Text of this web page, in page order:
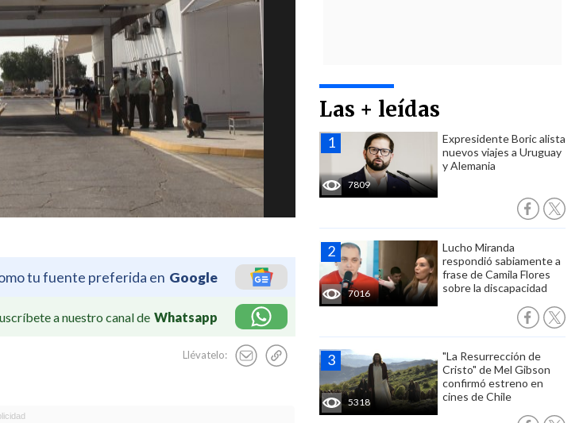
tu fuente preferida en Google
a nuestro canal de Whatsapp
Llévatelo:
Las + leídas
7809
Expresidente Boric alista
nuevos viajes a Uruguay
y Alemania
7016
Lucho Miranda
respondió sabiamente a
frase de Camila Flores
sobre la discapacidad
5318
"La Resurrección de
Cristo" de Mel Gibson
confirmó estreno en
cines de Chile